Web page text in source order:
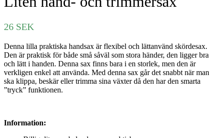
26 SEK
Denna lilla praktiska handsax är flexibel och lättanvänd skördesax.
Den är praktisk för både små såväl som stora händer, den ligger bra
och lätt i handen. Denna sax finns bara i en storlek, men den är
verkligen enkel att använda. Med denna sax går det snabbt när man
ska klippa, beskär eller trimma sina växter då den har den smarta
”tryck” funktionen.
Information: